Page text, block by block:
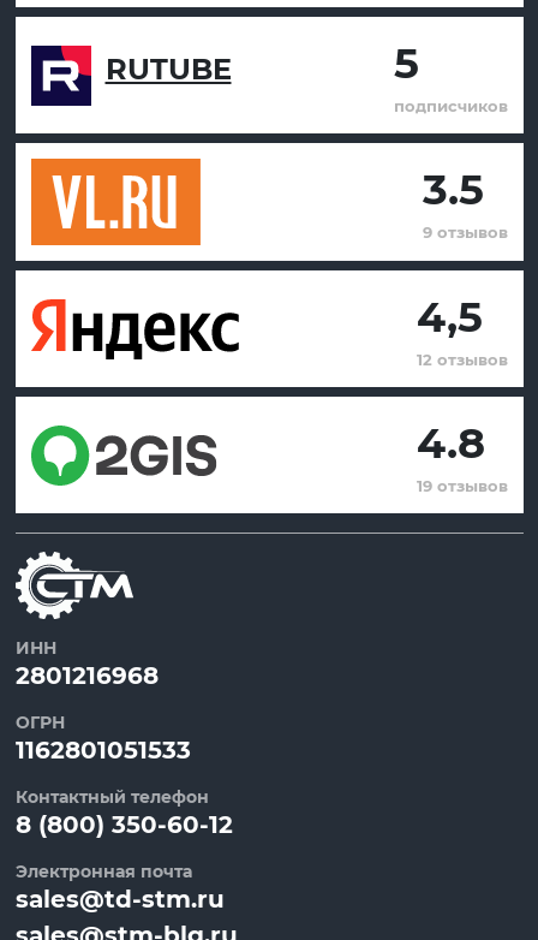
RUTUBE 5
подписчиков
3.5
9 отзывов
4,5
12 отзывов
4.8
19 отзывов
ИНН
2801216968
ОГРН
1162801051533
Контактный телефон
8 (800) 350-60-12
Электронная почта
sales@td-stm.ru